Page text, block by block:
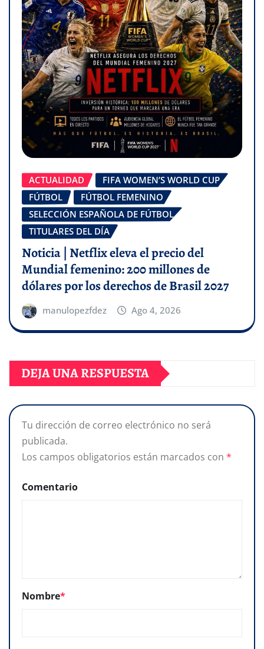
ACTUALIDAD
FIFA WOMEN’S WORLD CUP
FÚTBOL
FÚTBOL FEMENINO
SELECCIÓN ESPAÑOLA DE FÚTBOL
TITULARES DEL DÍA
Noticia | Netflix eleva el precio del
Mundial femenino: 200 millones de
dólares por los derechos de Brasil 2027
manulopezfdez Ago 4, 2026
DEJA UNA RESPUESTA
Tu dirección de correo electrónico no será
publicada.
Los campos obligatorios están marcados con *
Comentario
Nombre*